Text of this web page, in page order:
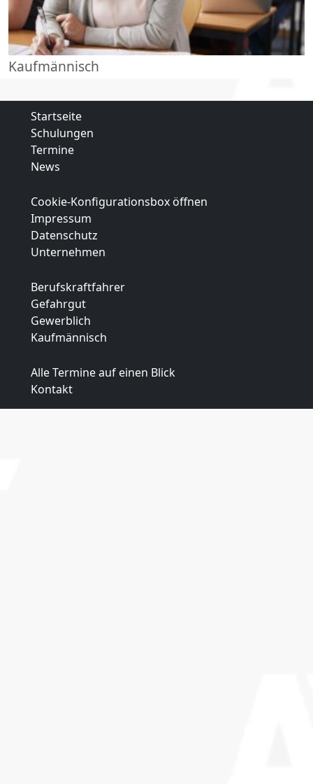
Kaufmännisch
Startseite
Schulungen
Termine
News
Cookie-Konfigurationsbox öffnen
Impressum
Datenschutz
Unternehmen
Berufskraftfahrer
Gefahrgut
Gewerblich
Kaufmännisch
Alle Termine auf einen Blick
Kontakt